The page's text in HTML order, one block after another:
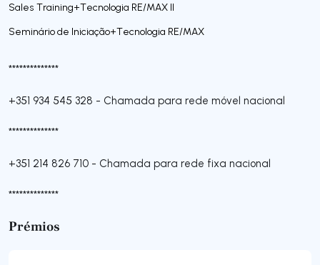
Sales Training+Tecnologia RE/MAX II
Seminário de Iniciação+Tecnologia RE/MAX
**************
+351 934 545 328 - Chamada para rede móvel nacional
**************
+351 214 826 710 - Chamada para rede fixa nacional
**************
Prémios